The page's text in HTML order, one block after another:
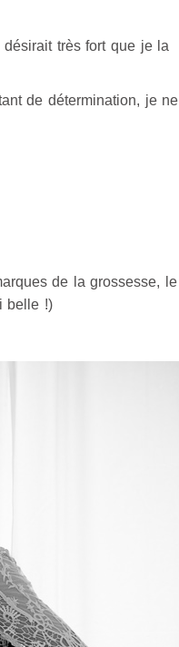
désirait très fort que je la
de détermination, je ne
de la grossesse, le
belle !)